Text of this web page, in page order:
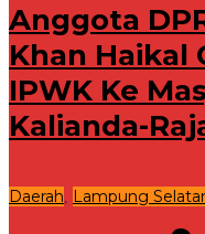
Anggota
Khan Haikal
IPWK Ke
Kalianda-
Daerah, Lampung